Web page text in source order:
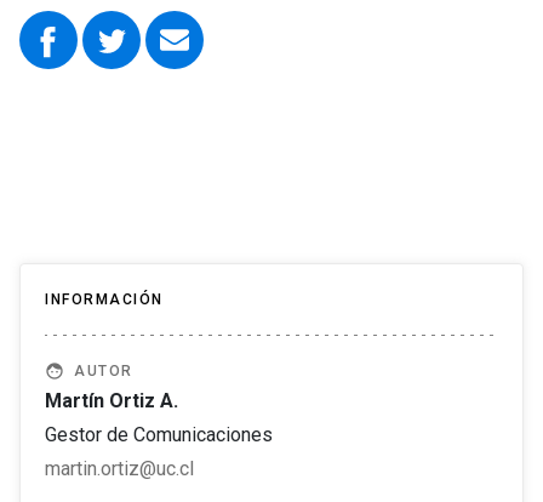
INFORMACIÓN
face AUTOR
Martín Ortiz A.
Gestor de Comunicaciones
martin.ortiz@uc.cl